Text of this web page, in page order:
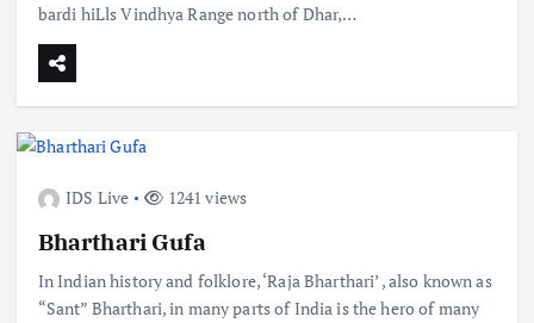
bardi hiLls Vindhya Range north of Dhar,…
IDS Live 1241 views
Bharthari Gufa
In Indian history and folklore, ‘Raja Bharthari’ , also known as
“Sant” Bharthari, in many parts of India is the hero of many